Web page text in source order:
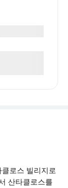
로스 빌리지로
산타클로스를